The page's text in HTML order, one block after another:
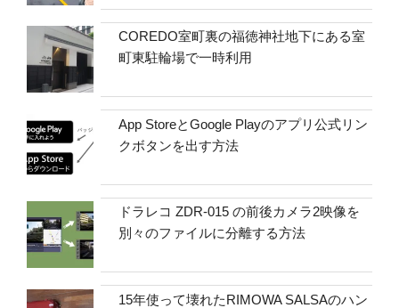
COREDO室町裏の福徳神社地下にある室
町東駐輪場で一時利用
App StoreとGoogle Playのアプリ公式リン
クボタンを出す方法
ドラレコ ZDR-015 の前後カメラ2映像を
別々のファイルに分離する方法
15年使って壊れたRIMOWA SALSAのハン